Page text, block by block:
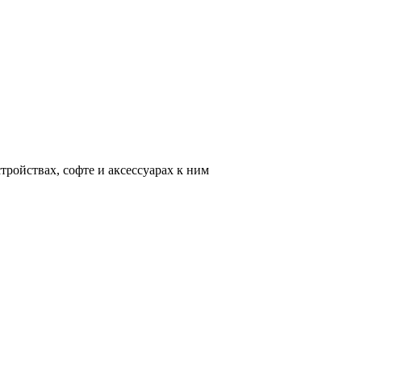
софте и аксессуарах к ним